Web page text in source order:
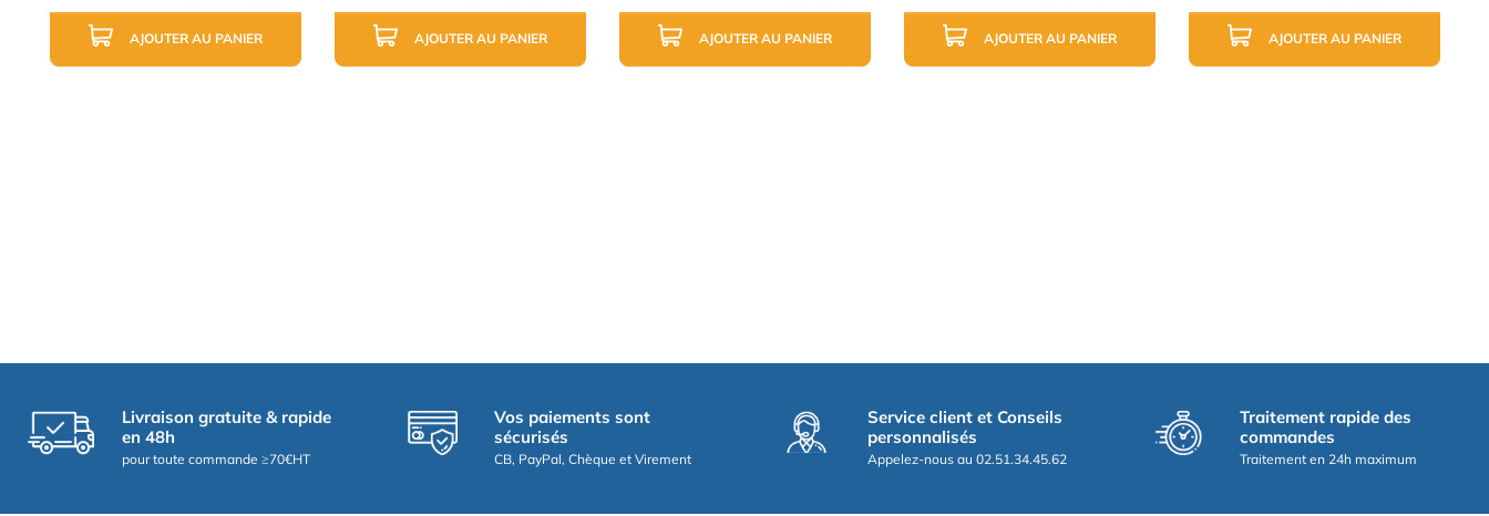
AJOUTER AU PANIER AJOUTER AU PANIER AJOUTER AU PANIER AJOUTER AU PANIER AJOUTER AU PANIER
Livraison gratuite & rapide
en 48h
pour toute commande ≥70€HT
Vos paiements sont
sécurisés
CB, PayPal, Chèque et Virement
Service client et Conseils
personnalisés
Appelez-nous au 02.51.34.45.62
Traitement rapide des
commandes
Traitement en 24h maximum